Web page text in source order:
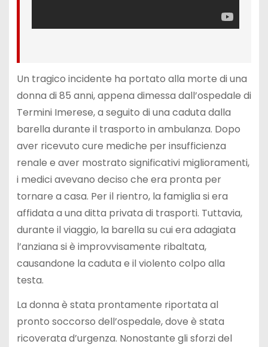
Un tragico incidente ha portato alla morte di una
donna di 85 anni, appena dimessa dall’ospedale di
Termini Imerese, a seguito di una caduta dalla
barella durante il trasporto in ambulanza. Dopo
aver ricevuto cure mediche per insufficienza
renale e aver mostrato significativi miglioramenti,
i medici avevano deciso che era pronta per
tornare a casa. Per il rientro, la famiglia si era
affidata a una ditta privata di trasporti. Tuttavia,
durante il viaggio, la barella su cui era adagiata
l’anziana si è improvvisamente ribaltata,
causandone la caduta e il violento colpo alla
testa.
La donna è stata prontamente riportata al
pronto soccorso dell’ospedale, dove è stata
ricoverata d’urgenza. Nonostante gli sforzi del